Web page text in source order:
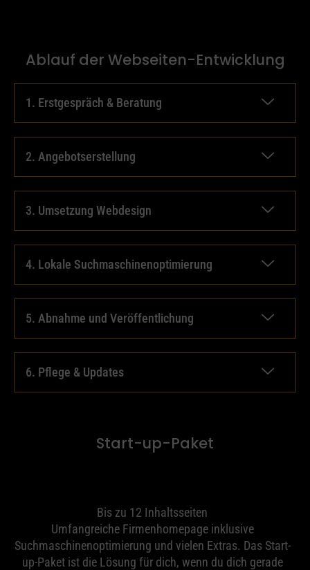
Ablauf der Webseiten-Entwicklung
1. Erstgespräch & Beratung
2. Angebotserstellung
3. Umsetzung Webdesign
4. Lokale Suchmaschinenoptimierung
5. Abnahme und Veröffentlichung
6. Pflege & Updates
Start-up-Paket
Bis zu 12 Inhaltsseiten
Umfangreiche Firmenhomepage inklusive
Suchmaschinenoptimierung und vielen Extras. Das Start-
up-Paket ist die Lösung für dich, wenn du dich gerade